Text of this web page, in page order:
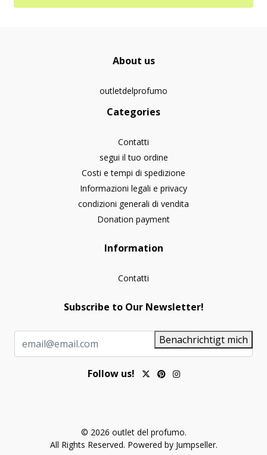
About us
outletdelprofumo
Categories
Contatti
segui il tuo ordine
Costi e tempi di spedizione
Informazioni legali e privacy
condizioni generali di vendita
Donation payment
Information
Contatti
Subscribe to Our Newsletter!
Benachrichtigt mich
Follow us!
© 2026 outlet del profumo.
All Rights Reserved. Powered by Jumpseller.